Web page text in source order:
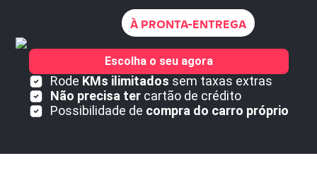
À PRONTA-ENTREGA
Rode KMs ilimitados sem taxas extras
Não precisa tercartão de crédito
Possibilidade de compra do carro próprio
Escolha o seu agora